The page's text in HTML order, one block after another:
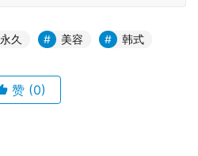
永久 美容 韩式
赞 (0)